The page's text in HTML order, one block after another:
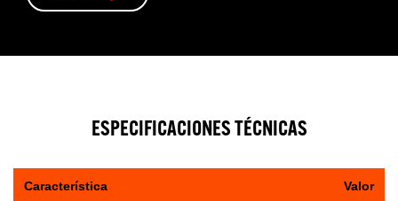
ESPECIFICACIONES TÉCNICAS
Característica Valor